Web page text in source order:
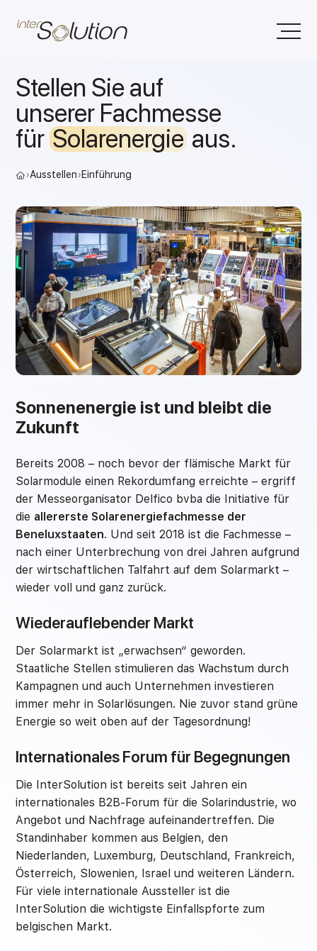
Stellen Sie auf
unserer Fachmesse
fürSolarenergie aus.
›Ausstellen›Einführung
Sonnenenergie ist und bleibt die
Zukunft
Bereits 2008 – noch bevor der flämische Markt für
Solarmodule einen Rekordumfang erreichte – ergriff
der Messeorganisator Delfico bvba die Initiative für
die allererste Solarenergiefachmesse der
Beneluxstaaten. Und seit 2018 ist die Fachmesse –
nach einer Unterbrechung von drei Jahren aufgrund
der wirtschaftlichen Talfahrt auf dem Solarmarkt –
wieder voll und ganz zurück.
Wiederauflebender Markt
Der Solarmarkt ist „erwachsen“ geworden.
Staatliche Stellen stimulieren das Wachstum durch
Kampagnen und auch Unternehmen investieren
immer mehr in Solarlösungen. Nie zuvor stand grüne
Energie so weit oben auf der Tagesordnung!
Internationales Forum für Begegnungen
Die InterSolution ist bereits seit Jahren ein
internationales B2B-Forum für die Solarindustrie, wo
Angebot und Nachfrage aufeinandertreffen. Die
Standinhaber kommen aus Belgien, den
Niederlanden, Luxemburg, Deutschland, Frankreich,
Österreich, Slowenien, Israel und weiteren Ländern.
Für viele internationale Aussteller ist die
InterSolution die wichtigste Einfallspforte zum
belgischen Markt.